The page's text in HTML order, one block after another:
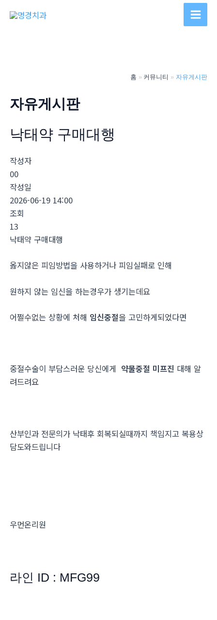
Main
홈 커뮤니티 자유게시판
자유게시판
낙­태약 구매대행
작성자
00
작성일
2026-06-19 14:00
조회
13
낙­태약 구매대행
옳지않은 피임방법을 사용하거나 피임실패로 인해
원하지 않는 임신을 하는경우가 생기는데요
어쩔수없는 상황에 처해 임신중절을 고민하게되었다면
중절수술이 부담스러운 당신에게 약물중절 미프진 대해 알
려드려요
산부인과 전문의가 낙태후 회복되실때까지 책임지고 복용상
담도와드립니다
우먼온리원
라인 ID : MFG99